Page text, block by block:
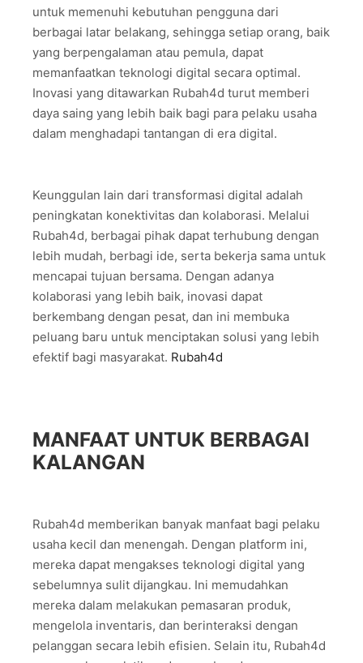
untuk memenuhi kebutuhan pengguna dari
berbagai latar belakang, sehingga setiap orang, baik
yang berpengalaman atau pemula, dapat
memanfaatkan teknologi digital secara optimal.
Inovasi yang ditawarkan Rubah4d turut memberi
daya saing yang lebih baik bagi para pelaku usaha
dalam menghadapi tantangan di era digital.
Keunggulan lain dari transformasi digital adalah
peningkatan konektivitas dan kolaborasi. Melalui
Rubah4d, berbagai pihak dapat terhubung dengan
lebih mudah, berbagi ide, serta bekerja sama untuk
mencapai tujuan bersama. Dengan adanya
kolaborasi yang lebih baik, inovasi dapat
berkembang dengan pesat, dan ini membuka
peluang baru untuk menciptakan solusi yang lebih
efektif bagi masyarakat. Rubah4d
MANFAAT UNTUK BERBAGAI
KALANGAN
Rubah4d memberikan banyak manfaat bagi pelaku
usaha kecil dan menengah. Dengan platform ini,
mereka dapat mengakses teknologi digital yang
sebelumnya sulit dijangkau. Ini memudahkan
mereka dalam melakukan pemasaran produk,
mengelola inventaris, dan berinteraksi dengan
pelanggan secara lebih efisien. Selain itu, Rubah4d